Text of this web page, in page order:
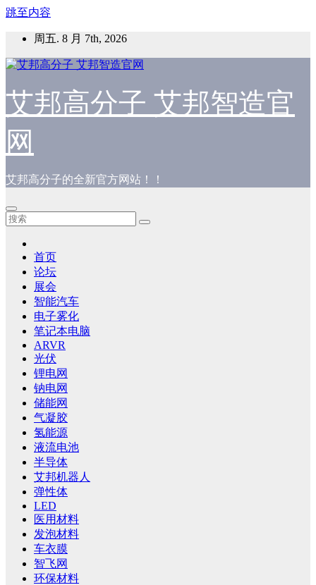
跳至内容
周五. 8 月 7th, 2026
艾邦高分子 艾邦智造官
网
艾邦高分子的全新官方网站！！
首页
论坛
展会
智能汽车
电子雾化
笔记本电脑
ARVR
光伏
锂电网
钠电网
储能网
气凝胶
氢能源
液流电池
半导体
艾邦机器人
弹性体
LED
医用材料
发泡材料
车衣膜
智飞网
环保材料